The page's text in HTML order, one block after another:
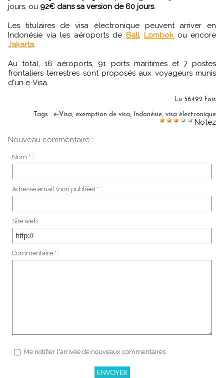
jours, ou 92€ dans sa version de 60 jours.
Les titulaires de visa électronique peuvent arriver en
Indonésie via les aéroports de Bali, Lombokou encore
Jakarta.
Au total, 16 aéroports, 91 ports maritimes et 7 postes
frontaliers terrestres sont proposés aux voyageurs munis
d'un e-Visa.
Lu 56492 fois
Tags : e-Visa, exemption de visa, Indonésie, visa électronique
Notez
Nouveau commentaire :
Nom * :
Adresse email (non publiée) * :
Site web :
Commentaire * :
Me notifier l'arrivée de nouveaux commentaires